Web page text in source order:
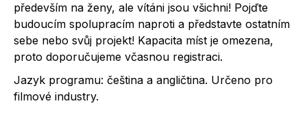
především na ženy, ale vítáni jsou všichni! Pojďte
budoucím spolupracím naproti a představte ostatním
sebe nebo svůj projekt! Kapacita míst je omezena,
proto doporučujeme včasnou registraci.
Jazyk programu: čeština a angličtina. Určeno pro
filmové industry.